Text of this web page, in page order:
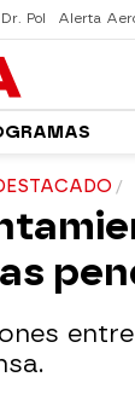
Pol Alerta